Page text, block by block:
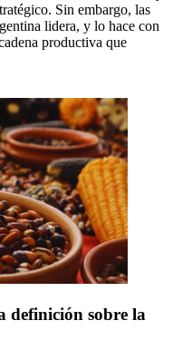
Sin embargo, las
lidera, y lo hace con
productiva que
definición sobre la